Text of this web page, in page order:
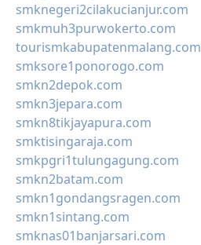
smknegeri2cilakucianjur.com
smkmuh3purwokerto.com
tourismkabupatenmalang.com
smksore1ponorogo.com
smkn2depok.com
smkn3jepara.com
smkn8tikjayapura.com
smktisingaraja.com
smkpgri1tulungagung.com
smkn2batam.com
smkn1gondangsragen.com
smkn1sintang.com
smknas01banjarsari.com